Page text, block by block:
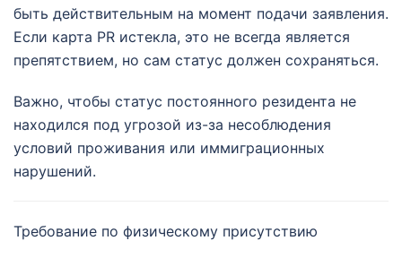
быть действительным на момент подачи заявления.
Если карта PR истекла, это не всегда является
препятствием, но сам статус должен сохраняться.
Важно, чтобы статус постоянного резидента не
находился под угрозой из-за несоблюдения
условий проживания или иммиграционных
нарушений.
Требование по физическому присутствию